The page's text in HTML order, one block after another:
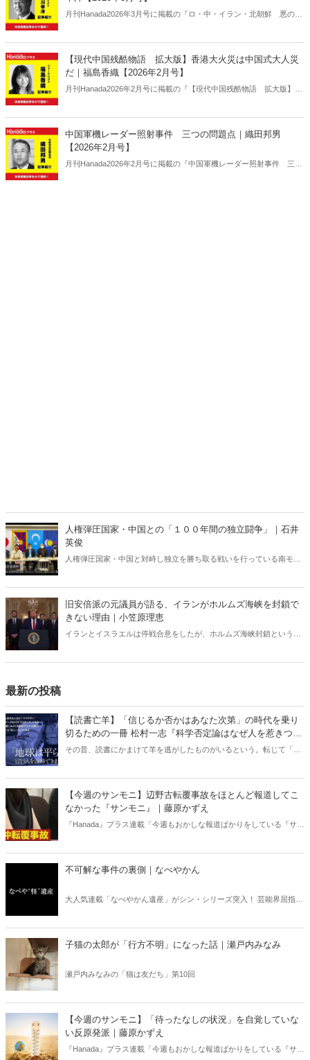
月刊Hanada2026年3月号に掲載の『ロ・中・イラン・北朝鮮 悪の枢
【現代中国残酷物語 拡大版】香港大火災は中国式大人災
だ｜福島香織【2026年2月号】
月刊Hanada2026年2月号に掲載の『【現代中国残酷物語 拡大版】香
中国軍機レーダー照射事件 三つの問題点｜織田邦男
【2026年2月号】
月刊Hanada2026年2月号に掲載の『中国軍機レーダー照射事件 三つ
人権弾圧国家・中国との「１００年間の独立闘争」｜石井
英俊
人権弾圧国家・中国と対峙し独立を勝ち取る戦いを行っている南モン
される。
旧安倍派の元議員が語る、イランがホルムズ海峡を封鎖で
きない理由｜小笠原理恵
イランとイスラエルは停戦合意をしたが、ホルムズ海峡封鎖という
最新の投稿
【読書亡羊】「信じるか否かはあなた次第」の時代を乗り
切るための一冊 松村一志『科学否定論はなぜ人を惹きつけ
るのか』（ちくま新書）｜梶原麻衣子
その昔、読書にかまけて羊を逃がしたものがいるという。転じて「読
ある。元月刊『Hanada』編集部員のライター・梶原がお送りする時事
書評！
【今週のサンモニ】辺野古転覆事故をほとんど報道してこ
なかった『サンモニ』｜藤原かずえ
『Hanada』プラス連載「今週もおかしな報道ばかりをしている『サン
不可解な事件の裏側｜なべやかん
大人気連載「なべやかん遺産」がシン・シリーズ突入！ 芸能界屈指の
信じるか信じないかは、あなた次第！ 芸能ニュース
子猫の太郎が「行方不明」になった話｜瀬戸内みなみ
瀬戸内みなみの「猫は友だち」第10回
【今週のサンモニ】「待ったなしの状況」を自覚していな
い反原発派｜藤原かずえ
『Hanada』プラス連載「今週もおかしな報道ばかりをしている『サン